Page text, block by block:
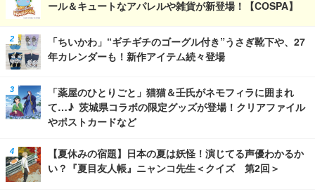
ール＆キュートなアパレルや雑貨が新登場！【COSPA】
「ちいかわ」“ギチギチのゴーグル付き”うさぎ靴下や、27
年カレンダーも！新作アイテム続々登場
「薬屋のひとりごと」猫猫＆壬氏がネモフィラに囲まれ
て…♪ 茨城県コラボの限定グッズが登場！クリアファイル
やポストカードなど
【夏休みの宿題】日本の夏は妖怪！演じてる声優わかるか
い？『夏目友人帳』ニャンコ先生＜クイズ 第2回＞